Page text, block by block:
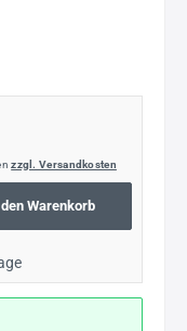
zzgl. Versandkosten
Warenkorb